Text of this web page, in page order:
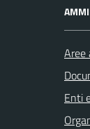
Aree
Enti